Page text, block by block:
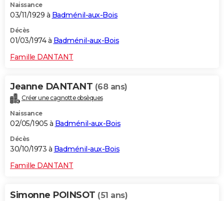
Naissance
03/11/1929 à Badménil-aux-Bois
Décès
01/03/1974 à Badménil-aux-Bois
Famille DANTANT
Jeanne DANTANT (68 ans)
Créer une cagnotte obsèques
Naissance
02/05/1905 à Badménil-aux-Bois
Décès
30/10/1973 à Badménil-aux-Bois
Famille DANTANT
Simonne POINSOT (51 ans)